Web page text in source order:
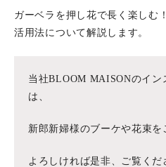
ガーベラを押し花で長く楽しむ
活用法について解説します。
当社BLOOM MAISONのイ
は、
新郎新婦様のブーケや花束を
よろしければ是非、ご覧くだ